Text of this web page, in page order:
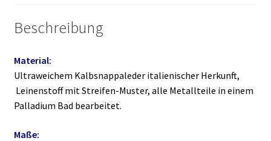
Beschreibung
Material:
Ultraweichem Kalbsnappaleder italienischer Herkunft,
Leinenstoff mit Streifen-Muster, alle Metallteile in einem
Palladium Bad bearbeitet.
Maße: